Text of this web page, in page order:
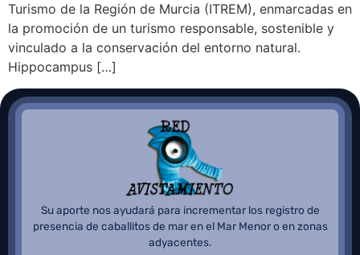
Turismo de la Región de Murcia (ITREM), enmarcadas en
la promoción de un turismo responsable, sostenible y
vinculado a la conservación del entorno natural.
Hippocampus […]
Su aporte nos ayudará para incrementar los registro de
presencia de caballitos de mar en el Mar Menor o en zonas
adyacentes.